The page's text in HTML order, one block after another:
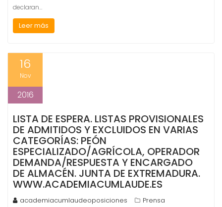
declaran…
Leer más
16
Nov
2016
LISTA DE ESPERA. LISTAS PROVISIONALES
DE ADMITIDOS Y EXCLUIDOS EN VARIAS
CATEGORÍAS: PEÓN
ESPECIALIZADO/AGRÍCOLA, OPERADOR
DEMANDA/RESPUESTA Y ENCARGADO
DE ALMACÉN. JUNTA DE EXTREMADURA.
WWW.ACADEMIACUMLAUDE.ES
academiacumlaudeoposiciones
Prensa